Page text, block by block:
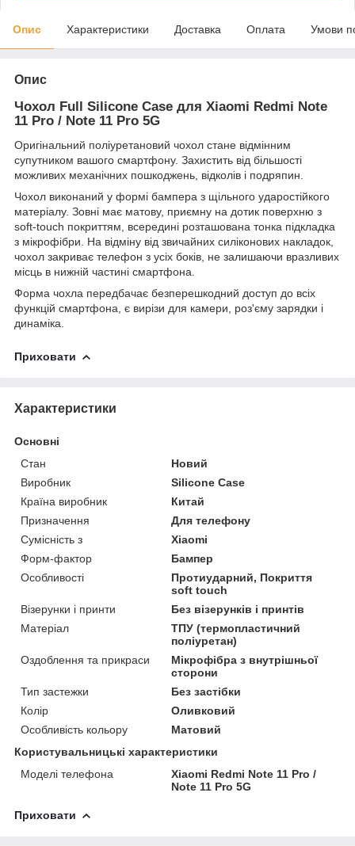
Опис Характеристики Доставка Оплата Умови
Опис
Чохол Full Silicone Case для Xiaomi Redmi Note
11 Pro / Note 11 Pro 5G
Оригінальний поліуретановий чохол стане відмінним
супутником вашого смартфону. Захистить від більшості
можливих механічних пошкоджень, відколів і подряпин.
Чохол виконаний у формі бампера з щільного ударостійкого
матеріалу. Зовні має матову, приємну на дотик поверхню з
soft-touch покриттям, всередині розташована тонка підкладка
з мікрофібри. На відміну від звичайних силіконових накладок,
чохол закриває телефон з усіх боків, не залишаючи вразливих
місць в нижній частині смартфона.
Форма чохла передбачає безперешкодний доступ до всіх
функцій смартфона, є вирізи для камери, роз'єму зарядки і
динаміка.
Приховати
Характеристики
Основні
Стан
Новий
Виробник
Silicone Case
Країна виробник
Китай
Призначення
Для телефону
Сумісність з
Xiaomi
Форм-фактор
Бампер
Особливості
Протиударний, Покриття
soft touch
Візерунки і принти
Без візерунків і принтів
Матеріал
ТПУ (термопластичний
поліуретан)
Оздоблення та прикраси
Мікрофібра з внутрішньої
сторони
Тип застежки
Без застібки
Колір
Оливковий
Особливість кольору
Матовий
Користувальницькі характеристики
Моделі телефона
Xiaomi Redmi Note 11 Pro /
Note 11 Pro 5G
Приховати